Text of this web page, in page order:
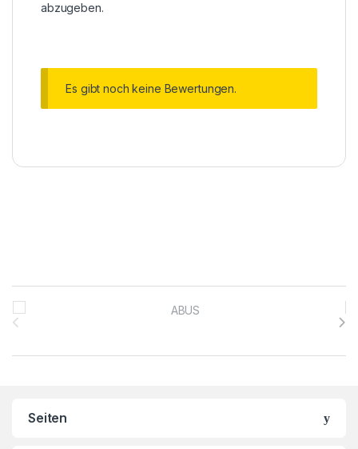
abzugeben.
Es gibt noch keine Bewertungen.
Brands Carousel
Seiten